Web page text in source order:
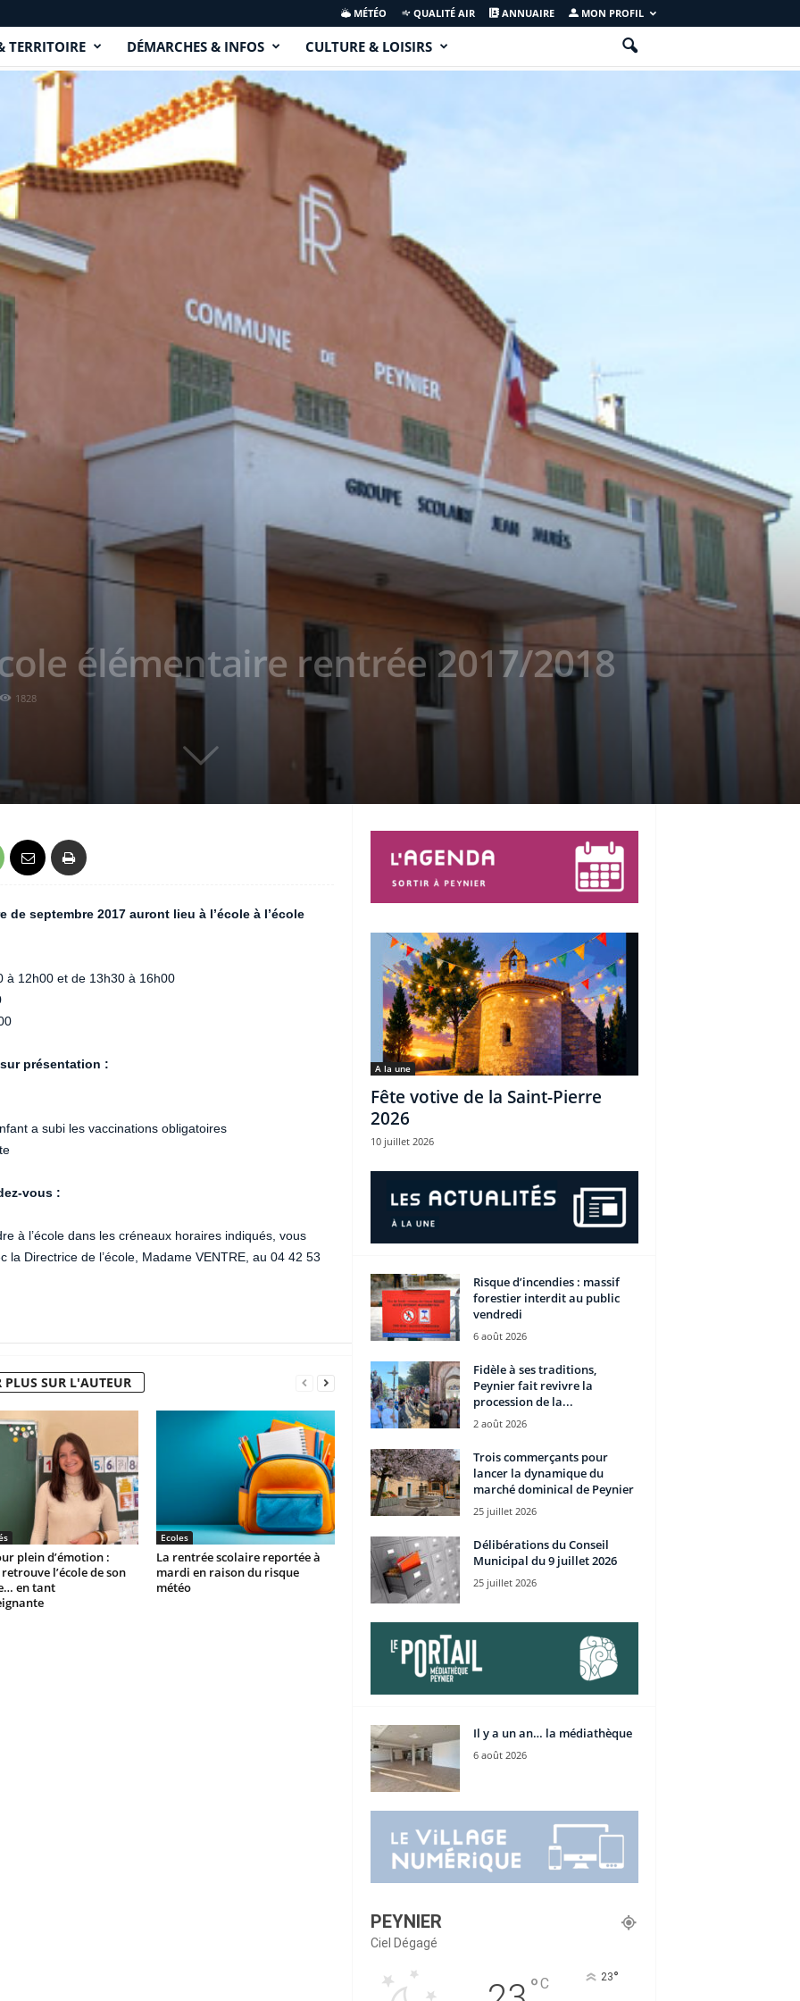
MÉTÉO QUALITÉ AIR ANNUAIRE MON PROFIL
TERRITOIRE DÉMARCHES & INFOS CULTURE & LOISIRS
élémentaire rentrée 2017/2018
1828
septembre 2017 auront lieu à l’écoleà l’école
à 12h00 et de 13h30 à 16h00
présentation :
a subi les vaccinations obligatoires
vous :
à l’école dans les créneaux horaires indiqués, vous
la Directrice de l’école, Madame VENTRE, au 04 42 53
PLUS SUR L'AUTEUR
plein d’émotion :
l’école de son
en tant
Ecoles
La rentrée scolaire reportée à
mardi en raison du risque
météo
A la une
Fête votive de la Saint-Pierre
2026
10 juillet 2026
Risque d’incendies : massif
forestier interdit au public
vendredi
6 août 2026
Fidèle à ses traditions,
Peynier fait revivre la
procession de la...
2 août 2026
Trois commerçants pour
lancer la dynamique du
marché dominical de Peynier
25 juillet 2026
Délibérations du Conseil
Municipal du 9 juillet 2026
25 juillet 2026
Il y a un an… la médiathèque
6 août 2026
PEYNIER
Ciel Dégagé
°C 23°